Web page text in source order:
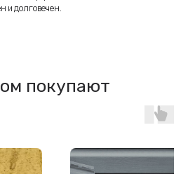
и долговечен.
покупают